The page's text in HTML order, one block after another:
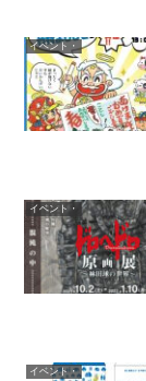
イベント・
イベント・
イベント・